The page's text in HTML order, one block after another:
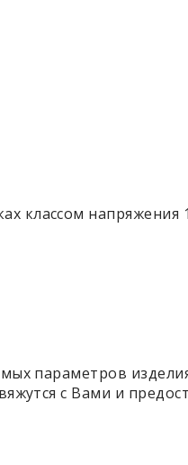
классом напряжения
параметров
с Вами и